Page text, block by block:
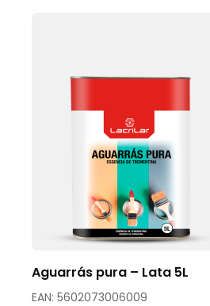
Aguarrás pura – Lata 5L
EAN: 5602073006009